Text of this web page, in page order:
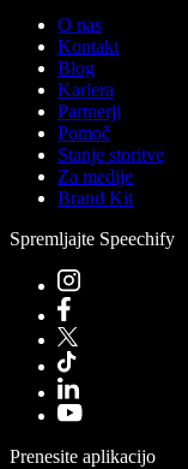
O nas
Kontakt
Blog
Kariera
Partnerji
Pomoč
Stanje storitve
Za medije
Brand Kit
Spremljajte Speechify
Prenesite aplikacijo